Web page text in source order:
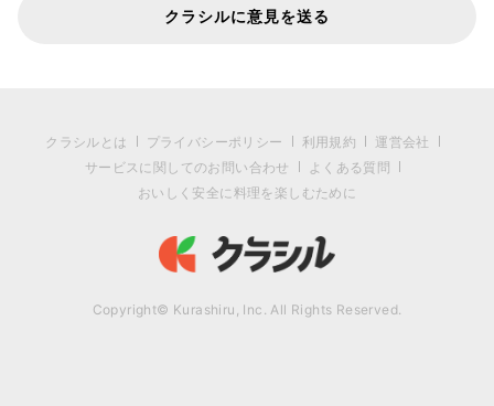
クラシルに意見を送る
クラシルとは プライバシーポリシー 利用規約
運営会社
サービスに関してのお問い合わせ
よくある質問
おいしく安全に料理を楽しむために
Copyright© Kurashiru, Inc. All Rights Reserved.